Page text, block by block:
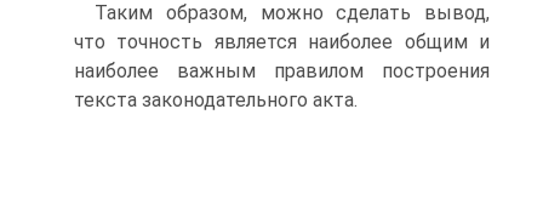
Таким образом, можно сделать вывод,
что точность является наиболее общим и
наиболее важным правилом построения
текста законодательного акта.